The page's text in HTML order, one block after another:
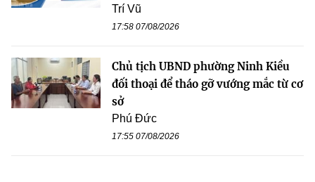
Trí Vũ
17:58 07/08/2026
Chủ tịch UBND phường Ninh Kiều
đối thoại để tháo gỡ vướng mắc từ cơ
sở
Phú Đức
17:55 07/08/2026